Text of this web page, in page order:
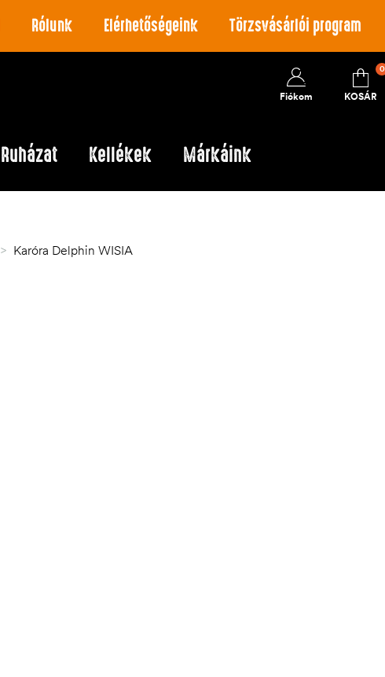
Rólunk Elérhetőségeink Törzsvásárlói program
Fiókom KOSÁR
0
Ruházat Kellékek Márkáink
> Karóra Delphin WISIA